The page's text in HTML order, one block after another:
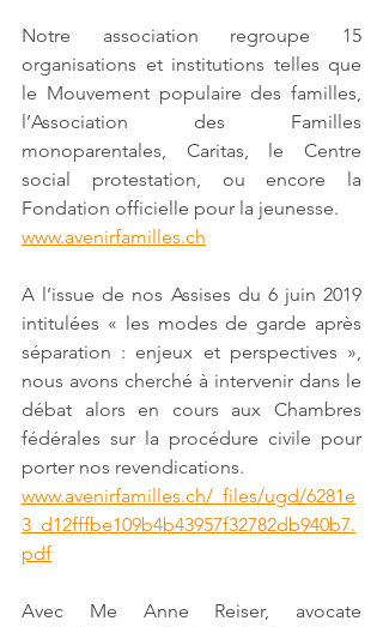
Notre association regroupe 15
organisations et institutions telles que
le Mouvement populaire des familles,
l’Association des Familles
monoparentales, Caritas, le Centre
social protestation, ou encore la
Fondation officielle pour la jeunesse.
www.avenirfamilles.ch
A l’issue de nos Assises du 6 juin 2019
intitulées « les modes de garde après
séparation : enjeux et perspectives »,
nous avons cherché à intervenir dans le
débat alors en cours aux Chambres
fédérales sur la procédure civile pour
porter nos revendications.
www.avenirfamilles.ch/_files/ugd/6281e
3_d12fffbe109b4b43957f32782db940b7.
pdf
Avec Me Anne Reiser, avocate